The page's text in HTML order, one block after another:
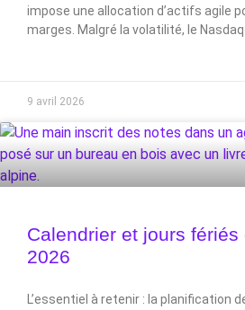
impose une allocation d’actifs agile
marges. Malgré la volatilité, le
9 avril 2026
Calendrier et jours
2026
L’essentiel à retenir : la planification